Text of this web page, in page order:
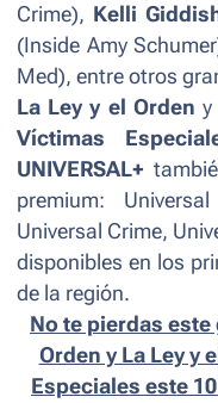
Crime), Kelli
(Inside Amy Schumer
Med), entre otros
La Ley y el Orden y
Víctimas
UNIVERSAL+
premium:
Universal Crime,
disponibles en los
de la región.
No te pierdas este
Orden y La Ley y
Especiales este